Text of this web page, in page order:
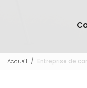
Accueil Entreprise de